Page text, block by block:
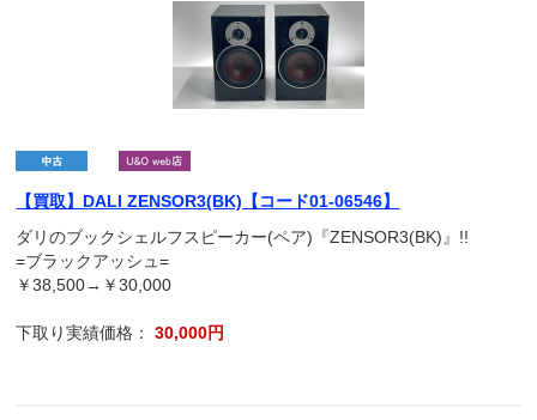
【買取】DALI ZENSOR3(BK)【コード01-06546】
ダリのブックシェルフスピーカー(ペア)『ZENSOR3(BK)』!!
=ブラックアッシュ=
￥38,500→￥30,000
下取り実績価格：30,000円